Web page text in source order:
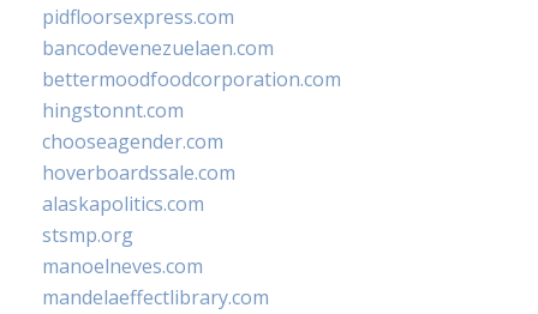
pidfloorsexpress.com
bancodevenezuelaen.com
bettermoodfoodcorporation.com
hingstonnt.com
chooseagender.com
hoverboardssale.com
alaskapolitics.com
stsmp.org
manoelneves.com
mandelaeffectlibrary.com